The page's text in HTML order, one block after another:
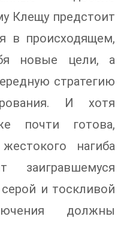
Клещу предстоит
в происходящем,
новые цели, а
стратегию
И хотя
почти готова,
нагиба
и тоскливой
должны